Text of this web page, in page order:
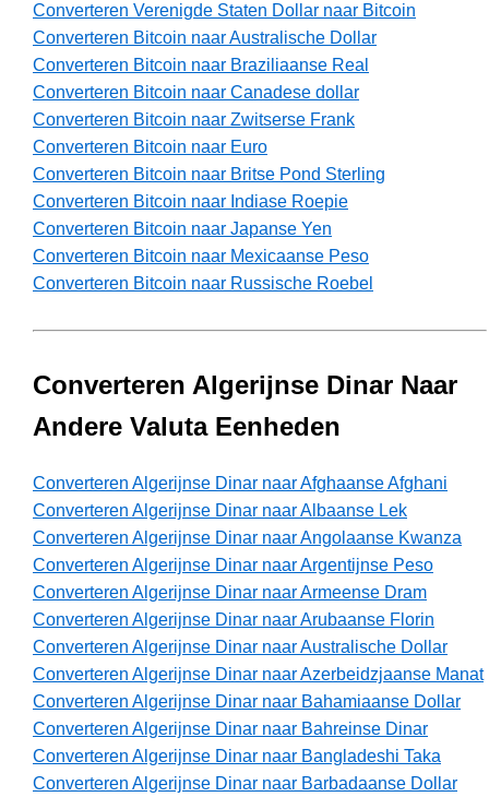
Converteren Verenigde Staten Dollar naar Bitcoin
Converteren Bitcoin naar Australische Dollar
Converteren Bitcoin naar Braziliaanse Real
Converteren Bitcoin naar Canadese dollar
Converteren Bitcoin naar Zwitserse Frank
Converteren Bitcoin naar Euro
Converteren Bitcoin naar Britse Pond Sterling
Converteren Bitcoin naar Indiase Roepie
Converteren Bitcoin naar Japanse Yen
Converteren Bitcoin naar Mexicaanse Peso
Converteren Bitcoin naar Russische Roebel
Converteren Algerijnse Dinar Naar
Andere Valuta Eenheden
Converteren Algerijnse Dinar naar Afghaanse Afghani
Converteren Algerijnse Dinar naar Albaanse Lek
Converteren Algerijnse Dinar naar Angolaanse Kwanza
Converteren Algerijnse Dinar naar Argentijnse Peso
Converteren Algerijnse Dinar naar Armeense Dram
Converteren Algerijnse Dinar naar Arubaanse Florin
Converteren Algerijnse Dinar naar Australische Dollar
Converteren Algerijnse Dinar naar Azerbeidzjaanse Manat
Converteren Algerijnse Dinar naar Bahamiaanse Dollar
Converteren Algerijnse Dinar naar Bahreinse Dinar
Converteren Algerijnse Dinar naar Bangladeshi Taka
Converteren Algerijnse Dinar naar Barbadaanse Dollar